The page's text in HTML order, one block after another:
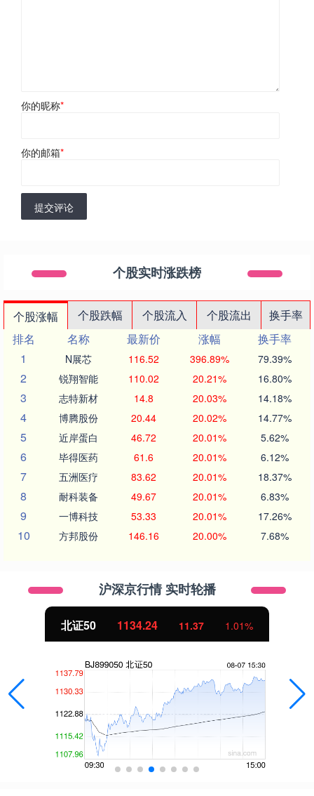
你的昵称*
你的邮箱*
提交评论
个股实时涨跌榜
个股涨幅 个股跌幅 个股流入 个股流出
换手率
排名
名称 最新价 涨幅
换手率
1
N展芯 116.52 396.89% 79.39%
2 锐翔智能 110.02 20.21% 16.80%
3 志特新材 14.8 20.03% 14.18%
4 博腾股份 20.44 20.02% 14.77%
5 近岸蛋白 46.72 20.01% 5.62%
6 毕得医药 61.6 20.01% 6.12%
7 五洲医疗 83.62 20.01% 18.37%
8 耐科装备 49.67 20.01% 6.83%
9 一博科技 53.33 20.01% 17.26%
10 方邦股份 146.16 20.00% 7.68%
沪深京行情 实时轮播
北证50 1134.24 11.37 1.01%